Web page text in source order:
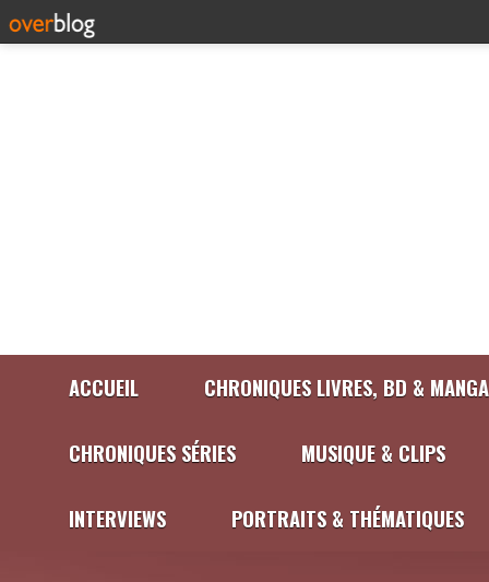
ACCUEIL CHRONIQUES LIVRES, BD &
CHRONIQUES SÉRIES MUSIQUE & CLIPS
INTERVIEWS PORTRAITS & THÉMATIQUES